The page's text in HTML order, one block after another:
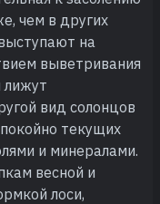
чем в других
на
выветривания
лижут
вид солонцов
текущих
и минералами.
весной и
лоси,